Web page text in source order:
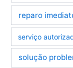
reparo
serviço
solução